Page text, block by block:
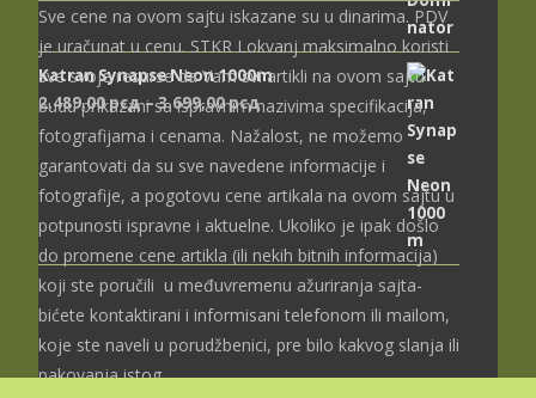
Katran Synapse Neon 1000m
2.489,00рсд – 3.699,00рсдРаспон
цена:
2.489,00 рсд
3.699,00 рсд
Sve cene na ovom sajtu iskazane su u dinarima. PDV
je uračunat u cenu. STKR Lokvanj maksimalno koristi
sve svoje resurse da Vam svi artikli na ovom sajtu
budu prikazani sa ispravnim nazivima specifikacija,
fotografijama i cenama. Nažalost, ne možemo
garantovati da su sve navedene informacije i
fotografije, a pogotovu cene artikala na ovom sajtu u
potpunosti ispravne i aktuelne. Ukoliko je ipak došlo
do promene cene artikla (ili nekih bitnih informacija)
koji ste poručili u međuvremenu ažuriranja sajta-
bićete kontaktirani i informisani telefonom ili mailom,
koje ste naveli u porudžbenici, pre bilo kakvog slanja ili
pakovanja istog.